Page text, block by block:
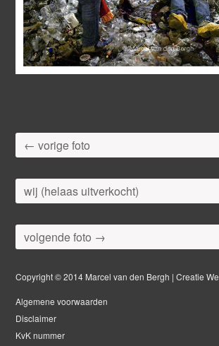
← vorige foto
wij (helaas uitverkocht)
volgende foto →
Copyright © 2014 Marcel van den Bergh | Creatie
Algemene voorwaarden
Disclaimer
KvK nummer